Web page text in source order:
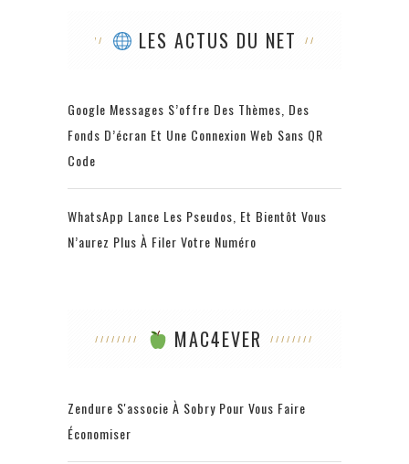
LES ACTUS DU NET
Google Messages S’offre Des Thèmes, Des
Fonds D’écran Et Une Connexion Web Sans QR
Code
WhatsApp Lance Les Pseudos, Et Bientôt Vous
N’aurez Plus À Filer Votre Numéro
MAC4EVER
Zendure S'associe À Sobry Pour Vous Faire
Économiser